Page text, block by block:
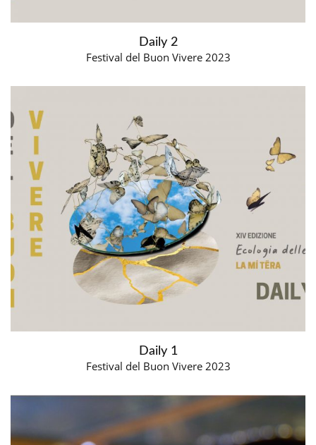
Daily 2
Festival del Buon Vivere 2023
Daily 1
Festival del Buon Vivere 2023